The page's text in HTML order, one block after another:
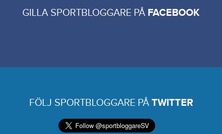
GILLA SPORTBLOGGARE PÅ FACEBOOK
FÖLJ SPORTBLOGGARE PÅ TWITTER